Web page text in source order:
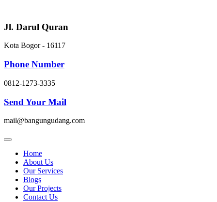
content
Jl. Darul Quran
Kota Bogor - 16117
Phone Number
0812-1273-3335
Send Your Mail
mail@bangungudang.com
Home
About Us
Our Services
Blogs
Our Projects
Contact Us